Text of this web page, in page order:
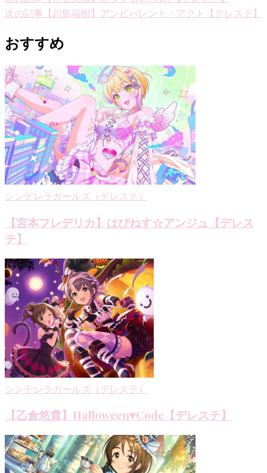
稿
ナ
ビ
ゲ
ー
シ
ョ
ン
次の記事 【川島瑞樹】アンビバレント・アクト【デレステ】
おすすめ
シンデレラガールズ（デレステ）
【宮本フレデリカ】はぴねす☆アンジュ【デレス
テ】
シンデレラガールズ（デレステ）
【乙倉悠貴】Halloween♥Code【デレステ】